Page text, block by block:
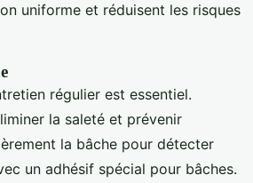
uniforme et réduisent les risques
régulier est essentiel.
la saleté et prévenir
la bâche pour détecter
un adhésif spécial pour bâches.